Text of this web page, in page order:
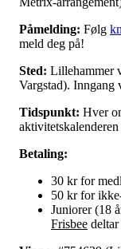
Påmelding: Følg
meld deg på!
Sted: Lillehammer
Vargstad). Inngang
Tidspunkt: Hver
Betaling:
30 kr for
50 kr for
Juniorer (18
Frisbee